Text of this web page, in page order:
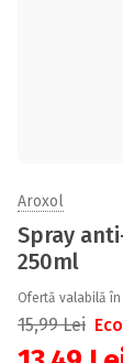
Aroxol
Spray
250ml
Ofertă valabilă
15,99Lei